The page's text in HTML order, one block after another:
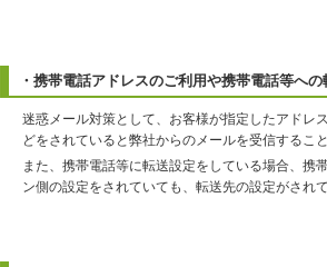
・携帯電話アドレスのご利用や携帯電話等へ
迷惑メール対策として、お客様が指定したアドレ
どをされていると弊社からのメールを受信するこ
また、携帯電話等に転送設定をしている場合、携
ン側の設定をされていても、転送先の設定がされ